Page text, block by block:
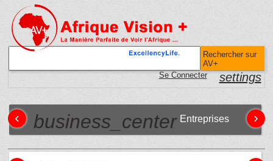
Rechercher sur
AV+
settings
Se Connecter
business_center Entreprises
‹ ›